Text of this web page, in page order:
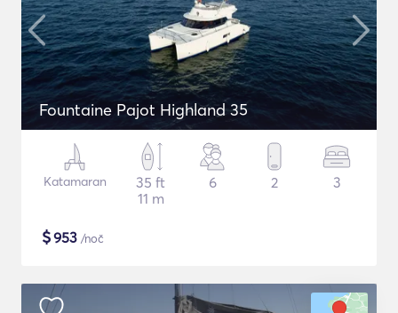
Fountaine Pajot Highland 35
Katamaran
35 ft
11 m
6 2 3
$953 /noč